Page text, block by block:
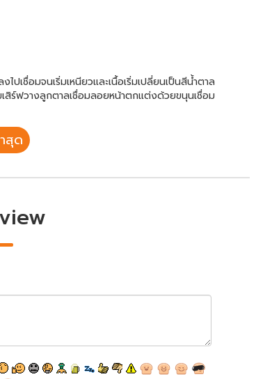
เชื่อมจนเริ่มเหนียวและเนื้อเริ่มเปลี่ยนเป็นสีน้ำตาล
สิร์ฟวางลูกตาลเชื่อมลอยหน้าตกแต่งด้วยขนุนเชื่อม
สุด